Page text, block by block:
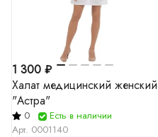
1 300 ₽
Халат медицинский женский
"Астра"
0
Есть в наличии
Арт. 0001140